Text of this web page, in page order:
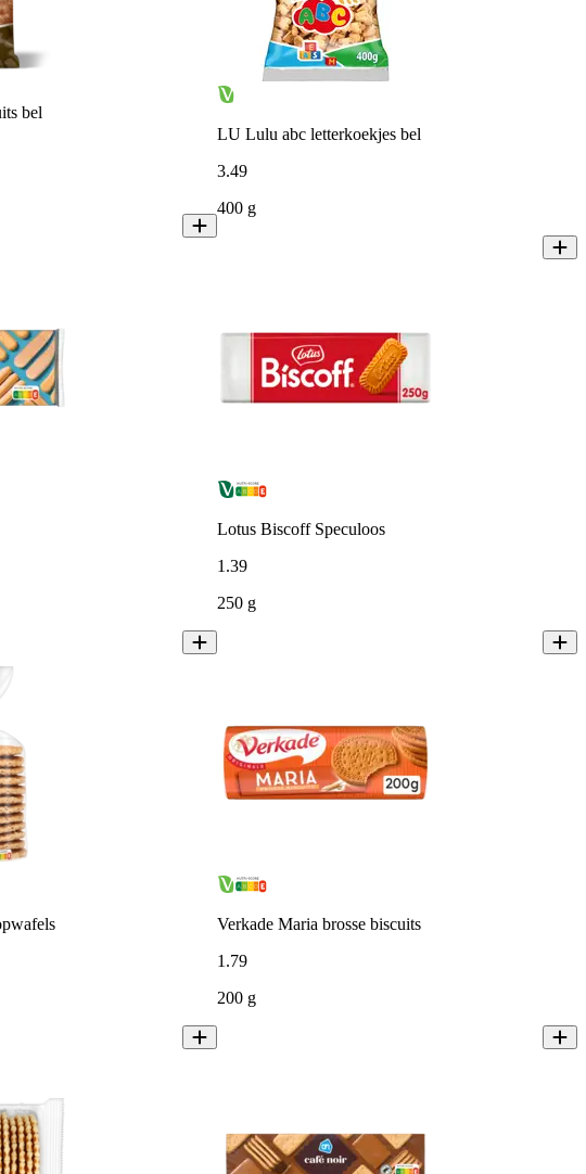
bel
LU Lulu abc letterkoekjes bel
3.49
400 g
Lotus Biscoff Speculoos
1.39
250 g
Verkade Maria brosse biscuits
1.79
200 g